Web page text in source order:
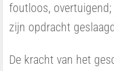
foutloos,
zijn opdracht
De kracht van het